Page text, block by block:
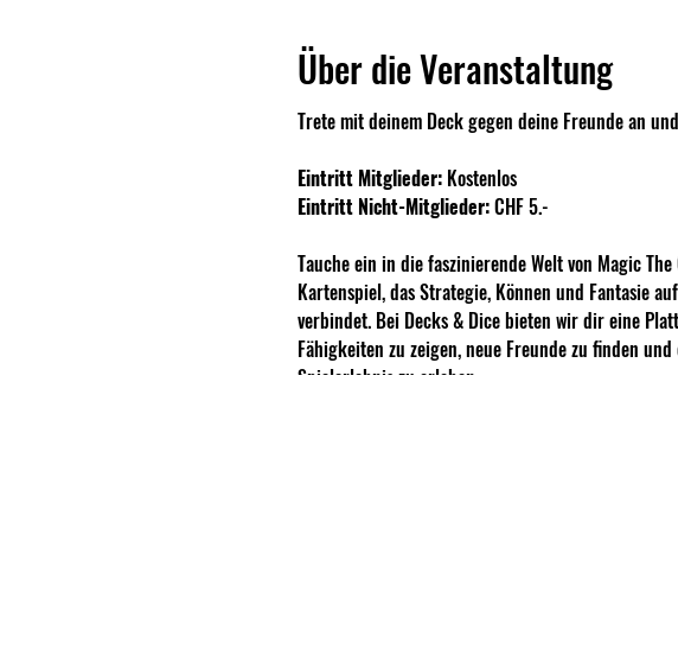
Über die Veranstaltung
Trete mit deinem Deck gegen deine Freunde an
Eintritt Mitglieder: Kostenlos
Eintritt Nicht-Mitglieder:CHF 5.-
Tauche ein in die faszinierende Welt von Magic
Kartenspiel, das Strategie, Können und Fantasie
verbindet. Bei Decks & Dice bieten wir dir eine
Fähigkeiten zu zeigen, neue Freunde zu finden
Spielerlebnis zu erleben.